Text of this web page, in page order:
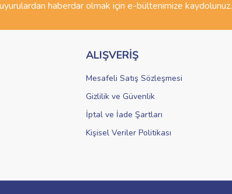
farklı alternatifler olmalı.
haberdar olmak için e-bültenimize kaydolunuz.
ALIŞVERİŞ
Mesafeli Satış Sözleşmesi
Gizlilik ve Güvenlik
İptal ve İade Şartları
Kişisel Veriler Politikası